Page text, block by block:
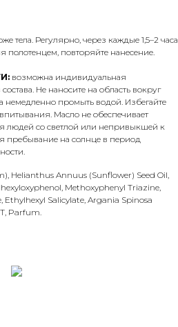
тела. Регулярно, через каждые 1,5–2 часа
полотенцем, повторяйте нанесение.
возможна индивидуальная
Не наносите на область вокруг
немедленно промыть водой. Избегайте
Масло не обеспечивает
людей со светлой или непривыкшей к
пребывание на солнце в период
Helianthus Annuus (Sunflower) Seed Oil,
Methoxyphenyl Triazine,
Salicylate, Argania Spinosa
Parfum.